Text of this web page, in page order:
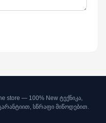
store — 100% New ტექნიკა,
სწრაფი მიწოდებით.